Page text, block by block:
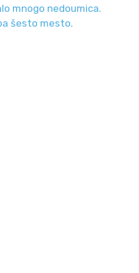
mnogo nedoumica.
šesto mesto.